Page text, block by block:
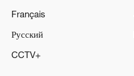
Français
Русский
CCTV+